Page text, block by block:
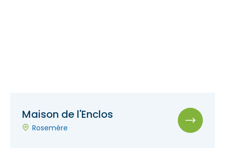
Maison de l'Enclos
Rosemère